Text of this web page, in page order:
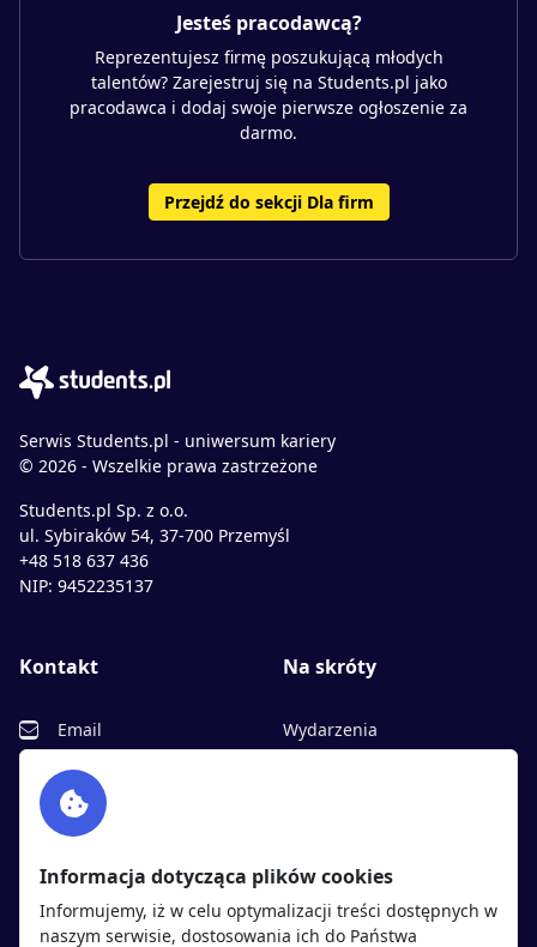
Jesteś pracodawcą?
Reprezentujesz firmę poszukującą młodych
talentów? Zarejestruj się na Students.pl jako
pracodawca i dodaj swoje pierwsze ogłoszenie za
darmo.
Przejdź do sekcji Dla firm
Serwis Students.pl - uniwersum kariery
© 2026 - Wszelkie prawa zastrzeżone
Students.pl Sp. z o.o.
ul. Sybiraków 54, 37-700 Przemyśl
+48 518 637 436
NIP: 9452235137
Kontakt
Email
Facebook
Twitter
Na skróty
Wydarzenia
Polityka cookies
Polityka prywatności
Informacja dotycząca plików cookies
Informujemy, iż w celu optymalizacji treści dostępnych w
naszym serwisie, dostosowania ich do Państwa